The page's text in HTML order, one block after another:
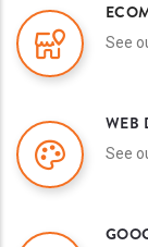
See
WEB
See